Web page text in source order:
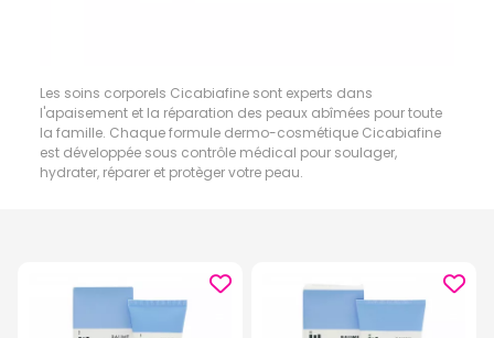
Les soins corporels Cicabiafine sont experts dans
l'apaisement et la réparation des peaux abîmées pour toute
la famille. Chaque formule dermo-cosmétique Cicabiafine
est développée sous contrôle médical pour soulager,
hydrater, réparer et protèger votre peau.